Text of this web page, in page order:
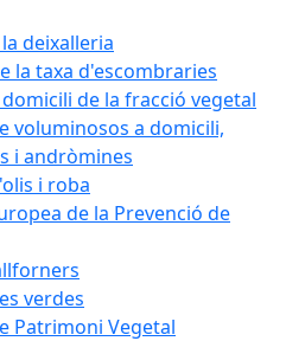
deixalleria
la taxa d'escombraries
de la fracció vegetal
voluminosos a domicili,
i andròmines
i roba
de la Prevenció de
verdes
Patrimoni Vegetal